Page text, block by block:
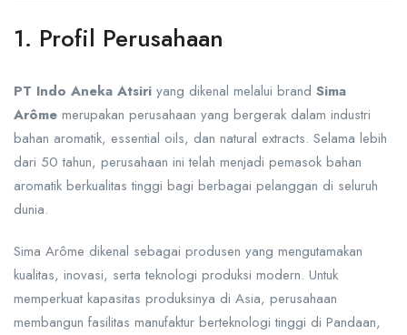
1. Profil Perusahaan
PT Indo Aneka Atsiri yang dikenal melalui brand Sima
Arôme merupakan perusahaan yang bergerak dalam industri
bahan aromatik, essential oils, dan natural extracts. Selama lebih
dari 50 tahun, perusahaan ini telah menjadi pemasok bahan
aromatik berkualitas tinggi bagi berbagai pelanggan di seluruh
dunia.
Sima Arôme dikenal sebagai produsen yang mengutamakan
kualitas, inovasi, serta teknologi produksi modern. Untuk
memperkuat kapasitas produksinya di Asia, perusahaan
membangun fasilitas manufaktur berteknologi tinggi di Pandaan,